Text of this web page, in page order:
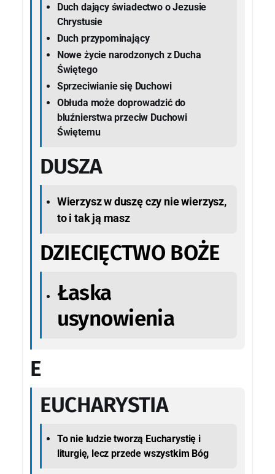
Duch dający świadectwo o Jezusie
Chrystusie
Duch przypominający
Nowe życie narodzonych z Ducha
Świętego
Sprzeciwianie się Duchowi
Obłuda może doprowadzić do
bluźnierstwa przeciw Duchowi
Świętemu
DUSZA
Wierzysz w duszę czy nie wierzysz,
to i tak ją masz
DZIECIĘCTWO BOŻE
Łaska
usynowienia
E
EUCHARYSTIA
To nie ludzie tworzą Eucharystię i
liturgię, lecz przede wszystkim Bóg